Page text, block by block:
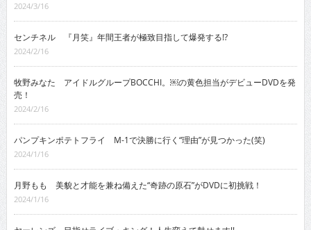
2024/3/16
センチネル 『月笑』年間王者が極致目指して爆発する!?
2024/2/16
牧野みなた アイドルグループBOCCHI。￼の黄色担当がデビューDVDを発
売！
2024/2/16
パンプキンポテトフライ M-1で決勝に行く“理由”が見つかった(笑)
2024/1/16
月野もも 美貌と才能を兼ね備えた“奇跡の原石”がDVDに初挑戦！
2024/1/16